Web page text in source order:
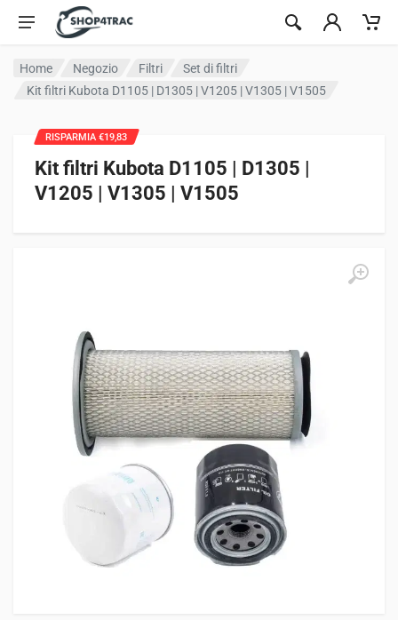
Vai al contenuto
Home Negozio Filtri
Set di filtri
Kit filtri Kubota D1105 | D1305 | V1205 | V1305 | V1505
Kit filtri Kubota D1105 | D1305 |
V1205 | V1305 | V1505
RISPARMIA €19,83